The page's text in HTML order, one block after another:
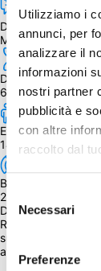
Utilizziamo i
annunci, per
analizzare il
informazioni
nostri partner
pubblicità e
con altre
raccolto dal
Selezione
del
consenso
Necessari
Preferenze
Dipendenza dalla
Medio-alta
Durata
60 - 90 min.
Età
14+
BGG Weight
2.70
Descrizione
Resident Evil: The
survival horror per
atmosfere della